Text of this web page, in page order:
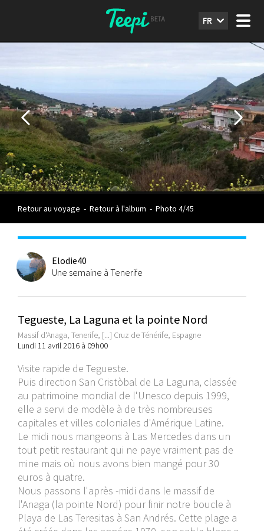
FR
Retour au voyage - Retour à l'album - Photo 4/45
Elodie40
Une semaine à Tenerife
Tegueste, La Laguna et la pointe Nord
Massif d'Anaga, Tenerife, [...] Cruz de Ténérife, Espagne
Lundi 11 avril 2016 à 09h00
Visite rapide de Tegueste.
Puis direction San Cristòbal de La Laguna, classée
au patrimoine mondial de l'Unesco depuis 1999,
elle a servi de modèle à de très nombreuses
capitales et villes coloniales d'Amérique Latine.
Le midi nous mangeons à Las Mercedes dans un
tout petit restaurant qui ne paye vraiment pas de
mine mais où nous avons bien mangé pour 30
euros à quatre.
Nous passons l'après -midi dans le massif de
l'Anaga (la pointe Nord) pour finir notre boucle à
Playa de Las Teresitas à San Andrés. Cette plage a